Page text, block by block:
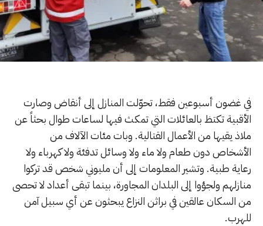
في غضون أسبوعين فقط، تحوّلت المنازل إلى أنقاض وصارت
الأقبية تكتظ بالعائلات التي تمكث فيها لساعات طوال بحثاً عن
ملاذ يقيها من الأعمال القتالية. وبات مئات الآلاف من
الأشخاص دون طعام ولا ماء ولا وسائل تدفئة ولا كهرباء ولا
رعاية طبية. وتشير المعلومات إلى أن مليوني شخص قد تركوا
منازلهم ولجؤوا إلى البلدان المجاورة، بينما تبقى أعداد لا تحصى
من السكان عالقين في براثن النزاع يبحثون عن أي سبيل آمن
للهرب.